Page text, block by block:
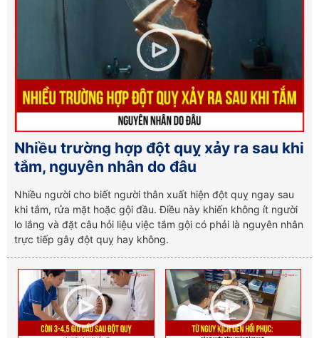
Nhiều trường hợp đột quỵ xảy ra sau khi
tắm, nguyên nhân do đâu
Nhiều người cho biết người thân xuất hiện đột quỵ ngay sau
khi tắm, rửa mặt hoặc gội đầu. Điều này khiến không ít người
lo lắng và đặt câu hỏi liệu việc tắm gội có phải là nguyên nhân
trực tiếp gây đột quỵ hay không.